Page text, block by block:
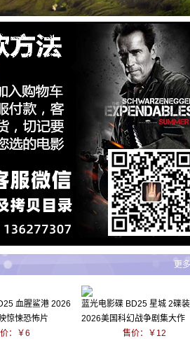
更
血腥鲨港 2026
惊悚恐怖片
：￥6
蓝光电影碟 BD25 星城 2碟装
2026美国科幻战争剧集大作
售价：￥12